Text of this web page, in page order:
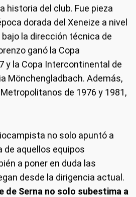
historia del club. Fue pieza
dorada del Xeneize a nivel
la dirección técnica de
ganó la Copa
y la Copa Intercontinental de
Mönchengladbach. Además,
de 1976 y 1981,
no solo apuntó a
de aquellos equipos
a poner en duda las
desde la dirigencia actual.
de Serna no solo subestima a